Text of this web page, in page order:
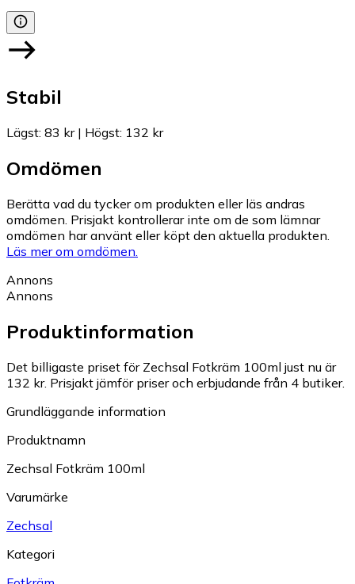
Stabil
Lägst: 83 kr| Högst: 132 kr
Omdömen
Berätta vad du tycker om produkten eller läs andras
omdömen. Prisjakt kontrollerar inte om de som lämnar
omdömen har använt eller köpt den aktuella produkten.
Läs mer om omdömen.
Annons
Annons
Produktinformation
Det billigaste priset för Zechsal Fotkräm 100ml just nu är
132 kr. Prisjakt jämför priser och erbjudande från 4 butiker.
Grundläggande information
Produktnamn
Zechsal Fotkräm 100ml
Varumärke
Zechsal
Kategori